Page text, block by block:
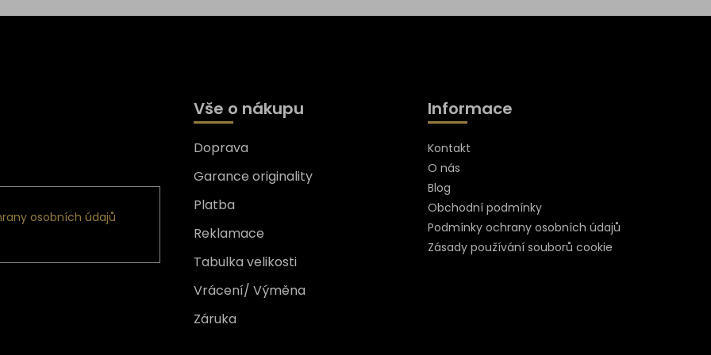
osobních údajů
Vše o nákupu
Doprava
Garance originality
Platba
Reklamace
Tabulka velikosti
Vrácení/ Výměna
Záruka
Informace
Kontakt
O nás
Blog
Obchodní podmínky
Podmínky ochrany osobních údajů
Zásady používání souborů cookie